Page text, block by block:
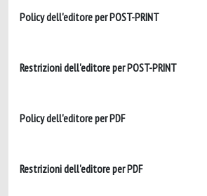
Policy dell'editore per POST-PRINT
Restrizioni dell'editore per POST-PRINT
Policy dell'editore per PDF
Restrizioni dell'editore per PDF